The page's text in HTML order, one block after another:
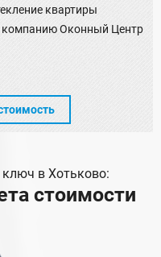
квартиры
компанию Оконный Центр
ключ в Хотьково:
стоимости